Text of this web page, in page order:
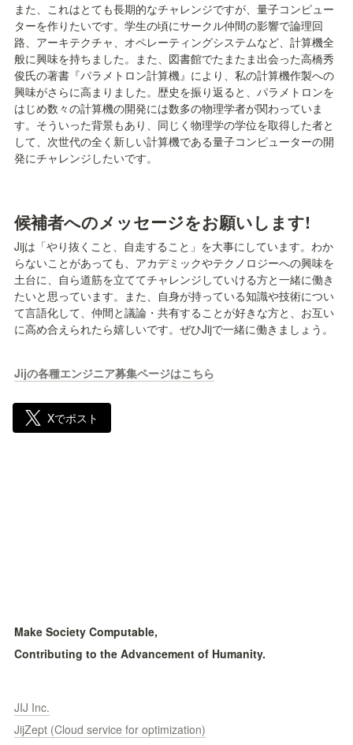
また、これはとても長期的なチャレンジですが、量子コンピュー
ターを作りたいです。学生の頃にサークル仲間の影響で論理回
路、アーキテクチャ、オペレーティングシステムなど、計算機全
般に興味を持ちました。また、図書館でたまたま出会った高橋秀
俊氏の著書『パラメトロン計算機』により、私の計算機作製への
興味がさらに高まりました。歴史を振り返ると、パラメトロンを
はじめ数々の計算機の開発には数多の物理学者が関わっていま
す。そういった背景もあり、同じく物理学の学位を取得した者と
して、次世代の全く新しい計算機である量子コンピューターの開
発にチャレンジしたいです。
候補者へのメッセージをお願いします!
Jijは「やり抜くこと、自走すること」を大事にしています。わか
らないことがあっても、アカデミックやテクノロジーへの興味を
土台に、自ら道筋を立ててチャレンジしていける方と一緒に働き
たいと思っています。また、自身が持っている知識や技術につい
て言語化して、仲間と議論・共有することが好きな方と、お互い
に高め合えられたら嬉しいです。ぜひJijで一緒に働きましょう。
Jijの各種エンジニア募集ページはこちら
Xでポスト
Make Society Computable,
Contributing to the Advancement of Humanity.
JIJ Inc.
JijZept (Cloud service for optimization)